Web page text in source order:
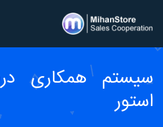
سیستم همکاری
استور